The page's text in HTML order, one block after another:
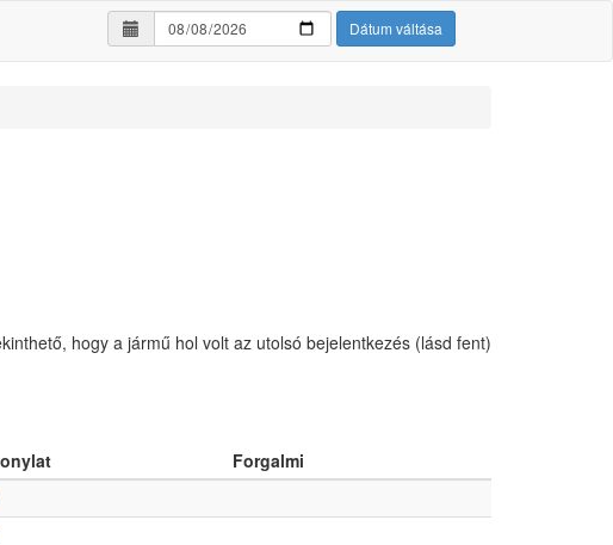
Dátum váltása
hogy a jármű hol volt az utolsó bejelentkezés (lásd fent)
Forgalmi